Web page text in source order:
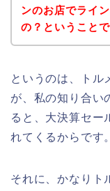
ンのお店でライ
の？ということで
というのは、トル
が、私の知り合い
ると、大決算セー
れてくるからです。
それに、かなりト